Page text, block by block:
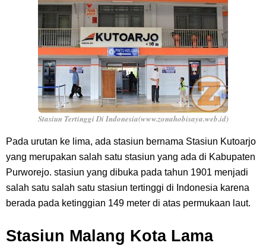
Stasiun Tertinggi Di Indonesia(www.zonahobisaya.web.id)
Pada urutan ke lima, ada stasiun bernama Stasiun Kutoarjo
yang merupakan salah satu stasiun yang ada di Kabupaten
Purworejo. stasiun yang dibuka pada tahun 1901 menjadi
salah satu salah satu stasiun tertinggi di Indonesia karena
berada pada ketinggian 149 meter di atas permukaan laut.
Stasiun Malang Kota Lama